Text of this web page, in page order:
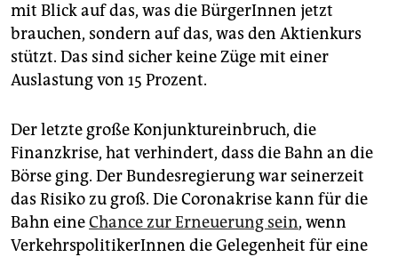
mit Blick auf das, was die BürgerInnen jetzt
brauchen, sondern auf das, was den Aktienkurs
stützt. Das sind sicher keine Züge mit einer
Auslastung von 15 Prozent.
Der letzte große Konjunktureinbruch, die
Finanzkrise, hat verhindert, dass die Bahn an die
Börse ging. Der Bundesregierung war seinerzeit
das Risiko zu groß. Die Coronakrise kann für die
Bahn eineChance zur Erneuerung sein, wenn
VerkehrspolitikerInnen die Gelegenheit für eine